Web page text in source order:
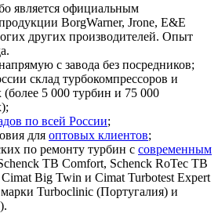
является официальным
BorgWarner, Jrone, E&E
других производителей. Опыт
с завода без посредников;
склад турбокомпрессоров и
(более 5 000 турбин и 75 000
по всей России;
для оптовых клиентов;
по ремонту турбин с современным
TB Comfort, Schenck RoTec TB
Big Twin и Cimat Turbotest Expert
Turboclinic (Португалия) и